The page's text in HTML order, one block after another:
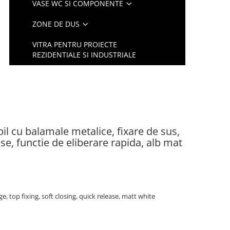
VASE WC SI COMPONENTE
ZONE DE DUS
VITRA PENTRU PROIECTE
REZIDENTIALE SI INDUSTRIALE
cu balamale metalice, fixare de sus,
functie de eliberare rapida, alb mat
top fixing, soft closing, quick release, matt white